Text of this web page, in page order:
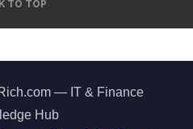
TO TOP
— IT & Finance
Hub